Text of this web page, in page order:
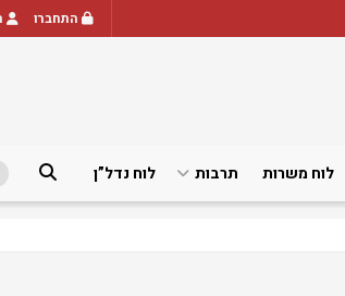
התחברו
לוח משרות תרבות לוח נדל”ן